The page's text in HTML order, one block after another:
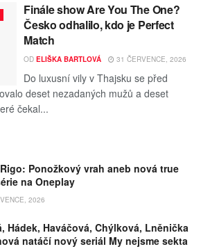
Finále show Are You The One?
Česko odhalilo, kdo je Perfect
Match
OD ELIŠKA BARTLOVÁ 31 ČERVENCE, 2026
Do luxusní vily v Thajsku se před
deset nezadaných mužů a deset
čekal...
Ponožkový vrah aneb nová true
na Oneplay
2026
Hádek, Haváčová, Chýlková, Lněnička
natáčí nový seriál My nejsme sekta